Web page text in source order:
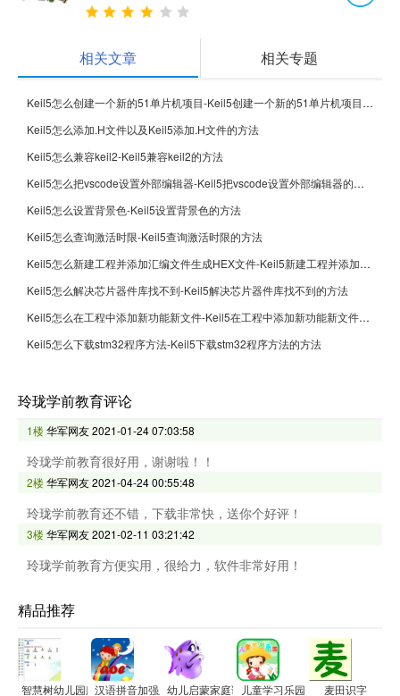
相关文章 相关专题
Keil5怎么创建一个新的51单片机项目-Keil5创建一个新的51单片机项目的方法
Keil5怎么添加.H文件以及Keil5添加.H文件的方法
Keil5怎么兼容keil2-Keil5兼容keil2的方法
Keil5怎么把vscode设置外部编辑器-Keil5把vscode设置外部编辑器的方法
Keil5怎么设置背景色-Keil5设置背景色的方法
Keil5怎么查询激活时限-Keil5查询激活时限的方法
Keil5怎么新建工程并添加汇编文件生成HEX文件-Keil5新建工程并添加汇编文件生成HEX文件的方法
Keil5怎么解决芯片器件库找不到-Keil5解决芯片器件库找不到的方法
Keil5怎么在工程中添加新功能新文件-Keil5在工程中添加新功能新文件的方法
Keil5怎么下载stm32程序方法-Keil5下载stm32程序方法的方法
玲珑学前教育评论
1楼华军网友2021-01-24 07:03:58
玲珑学前教育很好用，谢谢啦！！
2楼华军网友2021-04-24 00:55:48
玲珑学前教育还不错，下载非常快，送你个好评！
3楼华军网友2021-02-11 03:21:42
玲珑学前教育方便实用，很给力，软件非常好用！
精品推荐
智慧树幼儿园膳食配餐营养计算分析软件
汉语拼音加强版幼儿启蒙家庭课堂儿童学习乐园 麦田识字